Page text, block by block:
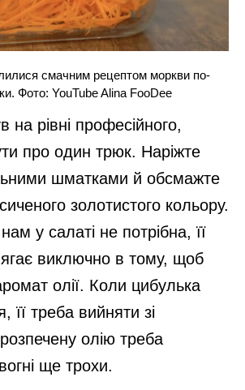
смачним рецептом моркви по-
Фото: YouTube Alina FooDee
рівні професійного,
про один трюк. Наріжте
шматками й обсмажте
золотистого кольору.
у салаті не потрібна, її
виключно в тому, щоб
олії. Коли цибулька
її треба вийняти зі
олію треба
ще трохи.